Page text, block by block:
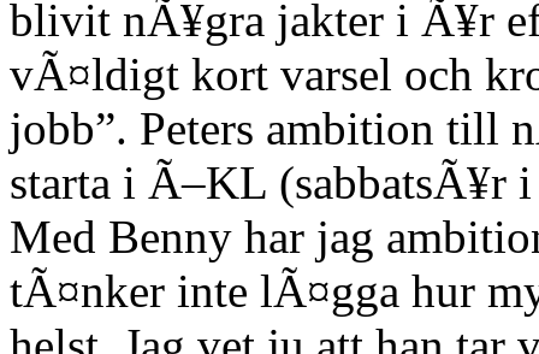
blivit nÃ¥gra jakter i Ã¥r
vÃ¤ldigt kort varsel och
jobb”. Peters ambition till
starta i Ã–KL (sabbatsÃ¥r
Med Benny har jag
tÃ¤nker inte lÃ¤gga hur